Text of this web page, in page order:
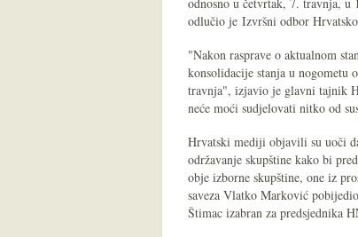
odlučio je Izvršni odbor
"Nakon rasprave o aktualnom
konsolidacije stanja u nogometu
travnja", izjavio je glavni tajnik
neće moći sudjelovati nitko od
Hrvatski mediji objavili su uoči
održavanje skupštine kako bi
obje izborne skupštine, one iz
saveza Vlatko Marković
Štimac izabran za predsjednika